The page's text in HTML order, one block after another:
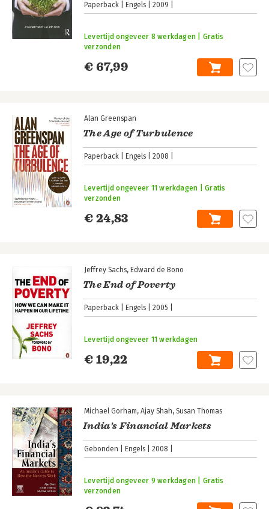
Paperback Engels 2009
€ 67,99
Levertijd ongeveer 8 werkdagen | Gratis
verzonden
Alan Greenspan
The Age of Turbulence
Paperback Engels 2008
€ 24,83
Levertijd ongeveer 11 werkdagen | Gratis
verzonden
Jeffrey Sachs Edward de Bono
The End of Poverty
Paperback Engels 2005
€ 19,22
Levertijd ongeveer 11 werkdagen
Michael Gorham Ajay Shah Susan Thomas
India's Financial Markets
Gebonden Engels 2008
Levertijd ongeveer 9 werkdagen | Gratis
verzonden